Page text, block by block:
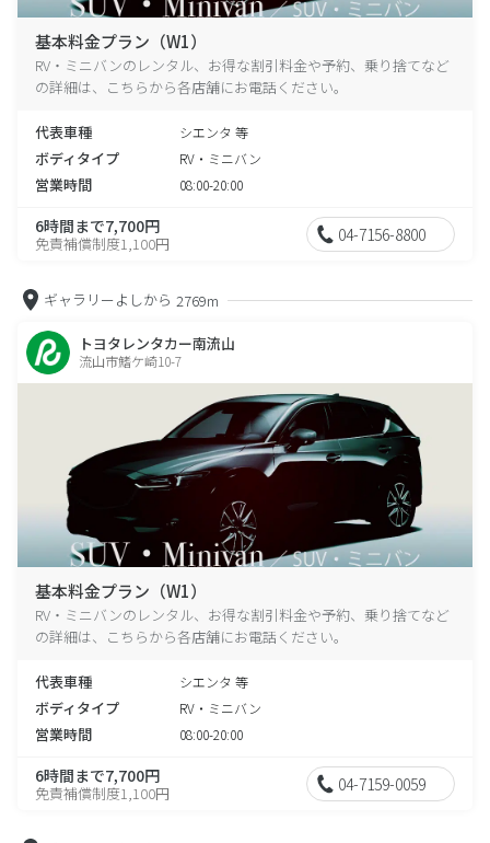
基本料金プラン（W1）
RV・ミニバンのレンタル、お得な割引料金や予約、乗り捨てなど
の詳細は、こちらから各店舗にお電話ください。
代表車種 シエンタ 等
ボディタイプ RV・ミニバン
営業時間 08:00-20:00
6時間まで7,700円
免責補償制度1,100円 04-7156-8800
ギャラリーよしから 2769m
トヨタレンタカー南流山
流山市鰭ケ崎10-7
基本料金プラン（W1）
RV・ミニバンのレンタル、お得な割引料金や予約、乗り捨てなど
の詳細は、こちらから各店舗にお電話ください。
代表車種 シエンタ 等
ボディタイプ RV・ミニバン
営業時間 08:00-20:00
6時間まで7,700円
免責補償制度1,100円 04-7159-0059